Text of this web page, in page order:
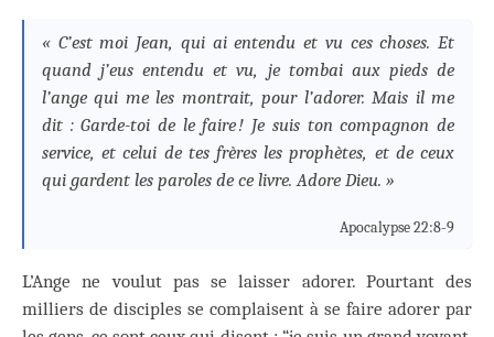
« C’est moi Jean, qui ai entendu et vu ces choses. Et
quand j’eus entendu et vu, je tombai aux pieds de
l’ange qui me les montrait, pour l’adorer. Mais il me
dit : Garde-toi de le faire ! Je suis ton compagnon de
service, et celui de tes frères les prophètes, et de ceux
qui gardent les paroles de ce livre. Adore Dieu. »
Apocalypse 22:8-9
L’Ange ne voulut pas se laisser adorer. Pourtant des
milliers de disciples se complaisent à se faire adorer par